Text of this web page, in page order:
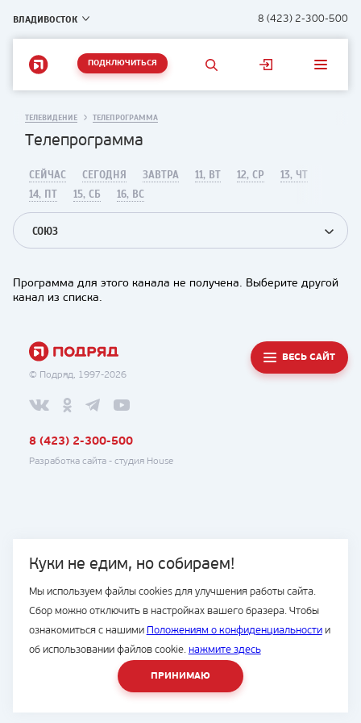
ВЛАДИВОСТОК 8 (423) 2-300-500
ПОДКЛЮЧИТЬСЯ
Куки не едим, но собираем!
Мы используем файлы cookies для улучшения работы сайта.
Сбор можно отключить в настройках вашего бразера. Чтобы
ознакомиться с нашими Положениям о конфиденциальностии
об использовании файлов cookie. нажмите здесь
ПРИНИМАЮ
ТЕЛЕВИДЕНИЕ ТЕЛЕПРОГРАММА
Телепрограмма
СЕЙЧАС СЕГОДНЯ ЗАВТРА 11, ВТ 12, СР
13, ЧТ
14, ПТ
15, СБ 16, ВС
СОЮЗ
Программа для этого канала не получена. Выберите другой
канал из списка.
© Подряд, 1997-2026
ВЕСЬ САЙТ
8 (423) 2-300-500
Разработка сайта - студия House